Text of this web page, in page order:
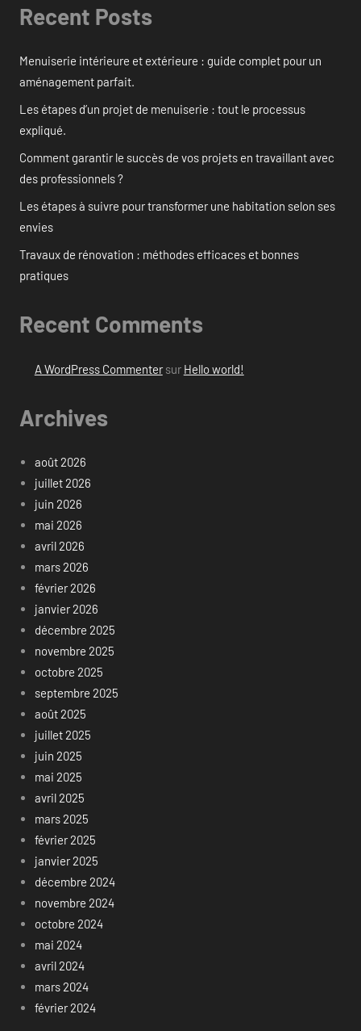
Recent Posts
Menuiserie intérieure et extérieure : guide complet pour un
aménagement parfait.
Les étapes d’un projet de menuiserie : tout le processus
expliqué.
Comment garantir le succès de vos projets en travaillant avec
des professionnels ?
Les étapes à suivre pour transformer une habitation selon ses
envies
Travaux de rénovation : méthodes efficaces et bonnes
pratiques
Recent Comments
A WordPress Commentersur Hello world!
Archives
août 2026
juillet 2026
juin 2026
mai 2026
avril 2026
mars 2026
février 2026
janvier 2026
décembre 2025
novembre 2025
octobre 2025
septembre 2025
août 2025
juillet 2025
juin 2025
mai 2025
avril 2025
mars 2025
février 2025
janvier 2025
décembre 2024
novembre 2024
octobre 2024
mai 2024
avril 2024
mars 2024
février 2024